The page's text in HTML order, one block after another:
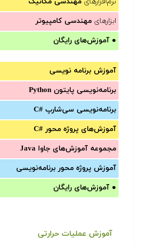
ابزارهای مهندسی کامپیوتر
● آموزش‌های رایگان
آموزش برنامه نویسی
برنامه‌نویسی پایتون Python
برنامه‌‌نویسی سی‌شارپ C#‎
آموزش‌های پروژه محور #C
مجموعه آموزش‌های جاوا Java
آموزش‌ پروژه محور برنامه‌نویسی
● آموزش‌های رایگان
آموزش عملیات حرارتی